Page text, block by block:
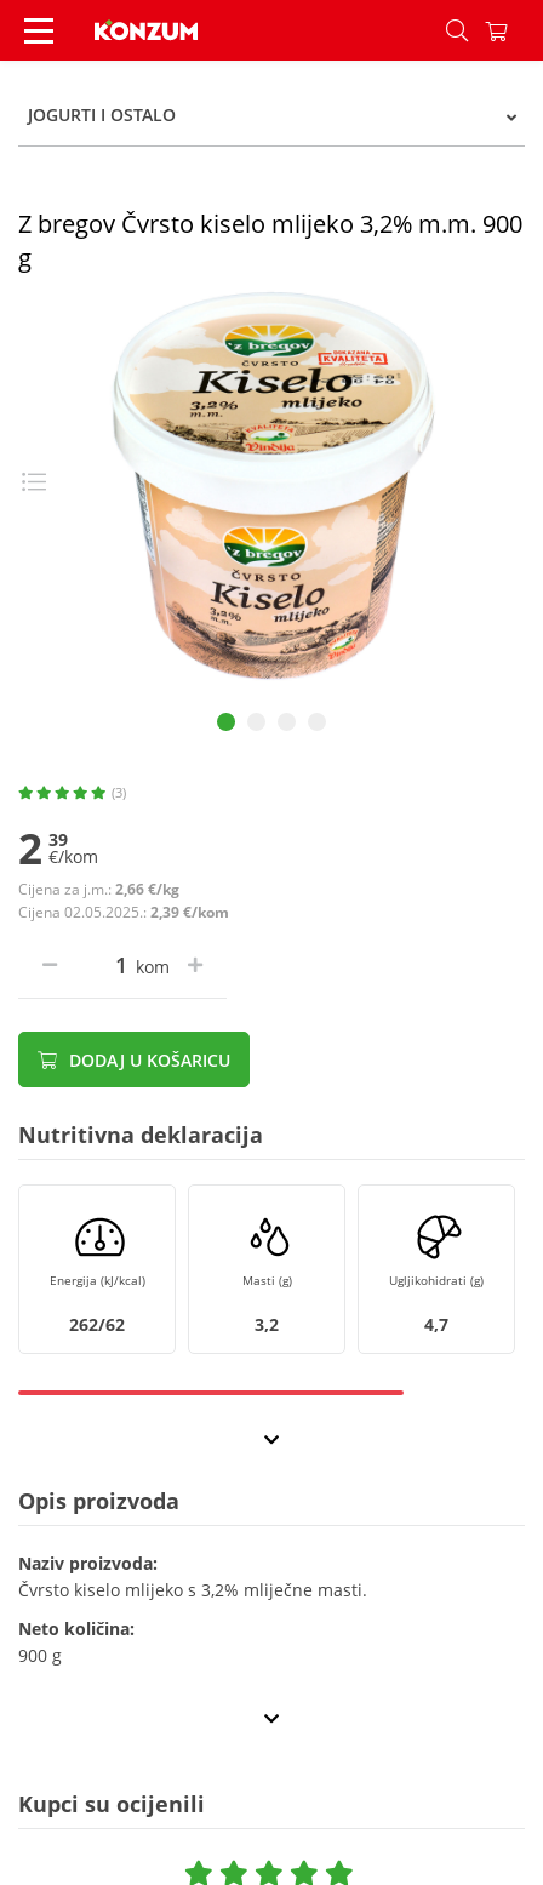
Z bregov Čvrsto kiselo mlijeko 3,2% m.m. 900 g -
JOGURTI I OSTALO
Z bregov Čvrsto kiselo mlijeko 3,2% m.m. 900
g
(3)
2 39
€/kom
Cijena za j.m.: 2,66 €/kg
Cijena 02.05.2025.: 2,39 €/kom
kom
DODAJ U KOŠARICU
Nutritivna deklaracija
Energija (kJ/kcal)
262/62
Masti (g)
3,2
Ugljikohidrati (g)
4,7
Opis proizvoda
Naziv proizvoda:
Čvrsto kiselo mlijeko s 3,2% mliječne masti.
Neto količina:
900 g
Kupci su ocijenili